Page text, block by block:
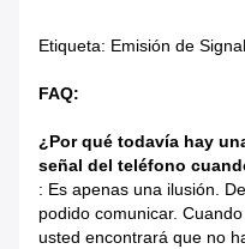
Etiqueta: Emisión de
FAQ:
¿Por qué todavía hay
señal del teléfono
: Es apenas una ilusión.
podido comunicar.
usted encontrará que no